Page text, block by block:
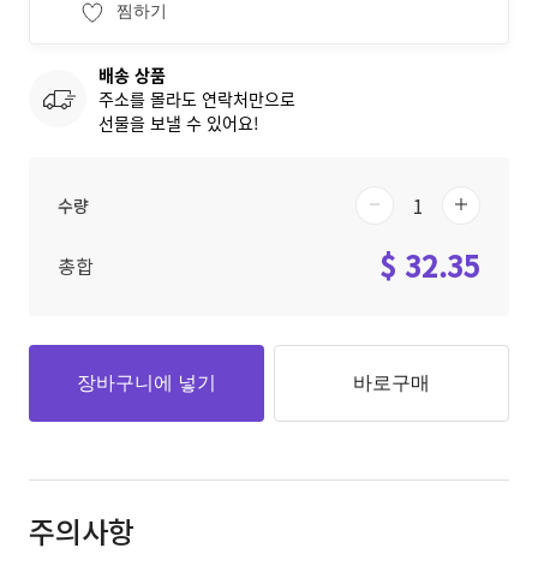
찜하기
배송 상품
주소를 몰라도 연락처만으로
선물을 보낼 수 있어요!
수량
총합 $ 32.35
장바구니에 넣기 바로구매
주의사항